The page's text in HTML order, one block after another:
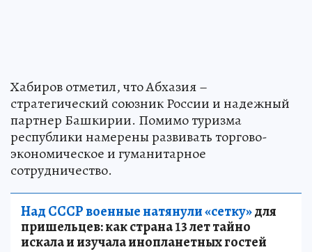
Хабиров отметил, что Абхазия –
стратегический союзник России и надежный
партнер Башкирии. Помимо туризма
республики намерены развивать торгово-
экономическое и гуманитарное
сотрудничество.
Над СССР военные натянули «сетку»для
пришельцев: как страна 13 лет тайно
искала и изучала инопланетных гостей